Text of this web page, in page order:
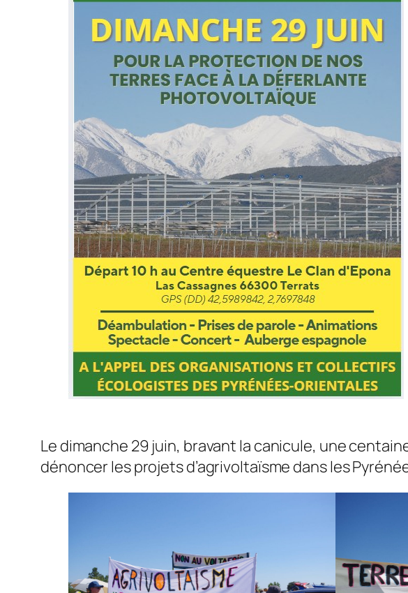
Le dimanche 29 juin, bravant la canicule, une
dénoncer les projets d’agrivoltaïsme dans les